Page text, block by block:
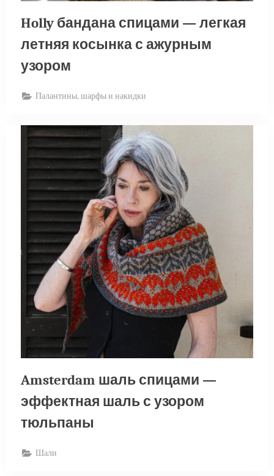
Holly бандана спицами — легкая
летняя косынка с ажурным
узором
Палантины, шарфы и накидки
Amsterdam шаль спицами —
эффектная шаль с узором
тюльпаны
Шали